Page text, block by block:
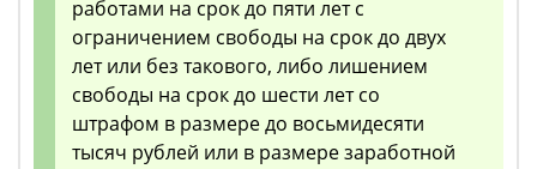
работами на срок до пяти лет с
ограничением свободы на срок до двух
лет или без такового, либо лишением
свободы на срок до шести лет со
штрафом в размере до восьмидесяти
тысяч рублей или в размере заработной